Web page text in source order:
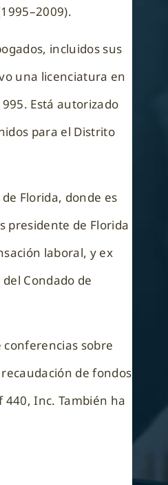
incluidos sus
una licenciatura en
Está autorizado
para el Distrito
Florida, donde es
presidente de Florida
laboral, y ex
Condado de
sobre
de fondos
Inc. También ha